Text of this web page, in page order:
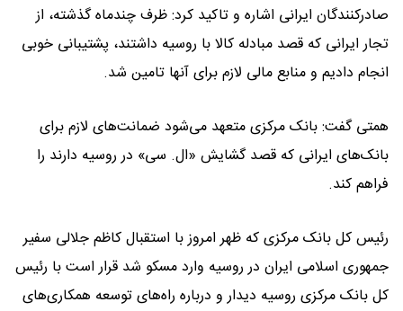
صادرکنندگان ایرانی اشاره و تاکید کرد: ظرف چندماه گذشته، از
تجار ایرانی که قصد مبادله کالا با روسیه داشتند، پشتیبانی خوبی
انجام دادیم و منابع مالی لازم برای آنها تامین شد.
همتی گفت: بانک مرکزی متعهد می‌شود ضمانت‌های لازم برای
بانک‌های ایرانی که قصد گشایش «ال. سی» در روسیه دارند را
فراهم کند.
رئیس کل بانک مرکزی که ظهر امروز با استقبال کاظم جلالی سفیر
جمهوری اسلامی ایران در روسیه وارد مسکو شد قرار است با رئیس
کل بانک مرکزی روسیه دیدار و درباره راه‌های توسعه همکاری‌های